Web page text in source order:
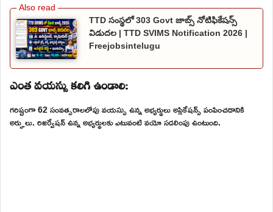
TTD సంస్థలో 303 Govt జాబ్స్ నోటిఫికేషన్స్
విడుదల | TTD SVIMS Notification 2026 |
Freejobsintelugu
ఎంత వయస్సు కలిగి ఉండాలి:
గరిష్టంగా 62 సంవత్సరాలలోపు వయస్సు ఉన్న అభ్యర్థులు అప్లికేషన్స్ పంపించడానికి
అర్హులు. రిజర్వేషన్ ఉన్న అభ్యర్థులకు ఎటువంటి వయో సడలింపు ఉంటుంది.